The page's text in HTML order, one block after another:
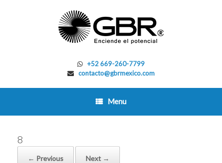
+52 669-260-7799
contacto@gbrmexico.com
Menu
8
← Previous Next →